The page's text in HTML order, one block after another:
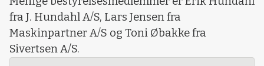
fra J. Hundahl A/S, Lars Jensen fra
Maskinpartner A/S og Toni Øbakke fra
Sivertsen A/S.